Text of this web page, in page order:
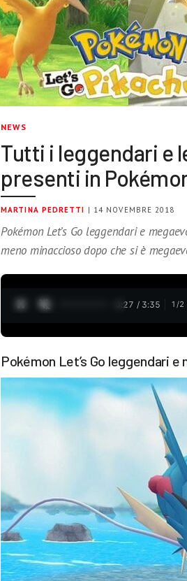
NEWS
Tutti i leggendari e
presenti in
MARTINA PEDRETTI | 14 NOVEMBRE 2018
Pokémon Let’s Go leggendari e
meno minaccioso dopo che si è
0:28 / 3:35 1 /2
Pokémon Let’s Go leggendari